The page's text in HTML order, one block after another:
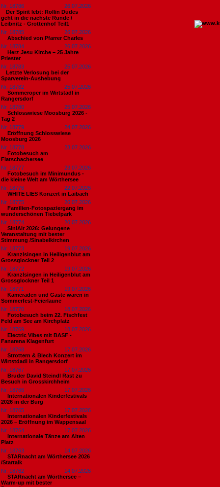
Nr. 18786
26.07.2026
​Der Spirit lebt: Rollin Dudes
geht in die nächste Runde /
Leibnitz - Grottenhof Teil1
Nr. 18785
26.07.2026
Abschied von Pfarrer Charles
Nr. 18784
26.07.2026
Herz Jesu Kirche – 25 Jahre
Priester
Nr. 18783
25.07.2026
​Letzte Verlosung bei der
Sparverein-Aushebung
Nr. 18782
25.07.2026
Sommeroper im Wirtstadl in
Rangersdorf
Nr. 18780
25.07.2026
Schlosswiese Moosburg 2026 -
Tag 2
Nr. 18779
24.07.2026
Eröffnung Schlosswiese
Moosburg 2026
Nr. 18778
23.07.2026
Fotobesuch am
Flatschachersee
Nr. 18777
23.07.2026
Fotobesuch im Minimundus -
die kleine Welt am Wörthersee
Nr. 18776
22.07.2026
WHITE LIES Konzert in Laibach
Nr. 18775
20.07.2026
Familien-Fotospaziergang im
wunderschönen Tiebelpark
Nr. 18774
20.07.2026
SiniAir 2026: Gelungene
Veranstaltung mit bester
Stimmung /Sinabelkirchen
Nr. 18773
19.07.2026
Kranzlsingen in Heiligenblut am
Grossglockner Teil 2
Nr. 18772
19.07.2026
Kranzlsingen in Heiligenblut am
Grossglockner Teil 1
Nr. 18771
19.07.2026
Kameraden und Gäste waren in
Sommerfest-Feierlaune
Nr. 18770
18.07.2026
Fotobesuch beim 22. Fischfest
Feld am See am Kirchplatz
Nr. 18769
18.07.2026
Electric Vibes mit BASF -
Fanarena Klagenfurt
Nr. 18768
17.07.2026
Strottern & Blech Konzert im
Wirtstdadl in Rangersdorf
Nr. 18767
17.07.2026
Bruder David Steindl Rast zu
Besuch in Grosskirchheim
Nr. 18766
17.07.2026
Internationalen Kinderfestivals
2026 in der Burg
Nr. 18765
17.07.2026
Internationalen Kinderfestivals
2026 – Eröffnung im Wappensaal
Nr. 18764
17.07.2026
Internationale Tänze am Alten
Platz
Nr. 18763
14.07.2026
STARnacht am Wörthersee 2026
/Startalk
Nr. 18762
14.07.2026
STARnacht am Wörthersee –
Warm-up mit bester